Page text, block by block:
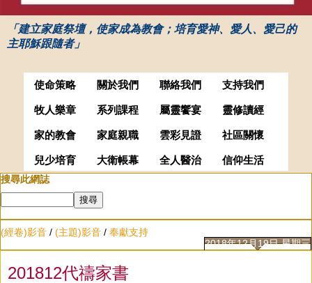
「建立家庭祭壇，使家成為教會；培育愛神、愛人、愛己的
主耶穌跟隨者」
使命策略 關於我們 聯絡我們 支持我們
牧人樂章 系列課程 屬靈饗宴 靈修讀經
家的教會 家庭親職 雲彩見證 社區關懷
兒少培育 大衛帳幕 全人醫治
信仰生活
搜尋此網誌
(經卷)影音 / (主題)影音 / 奉獻支持
2018年12月19日 星期三
201812代禱家書